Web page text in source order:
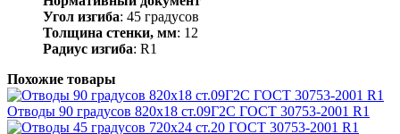
Угол изгиба: 45 градусов
Толщина стенки, мм: 12
Радиус изгиба: R1
Похожие товары
Отводы 90 градусов 820х18 ст.09Г2С ГОСТ 30753-2001 R1